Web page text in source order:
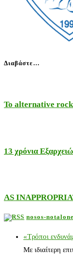
Διαβάστε…
Το alternative rock
13 χρόνια
AS
nosos-
«Τρόποι
Με ιδιαίτερη